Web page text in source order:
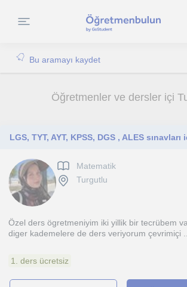
Bu aramayı kaydet
Öğretmenler ve dersler içi
Matematik
Turgutlu
Özel ders ögretmeniyim iki yillik bir tecrübem
diger kademelere de ders veriyorum çevrimiçi ...
1. ders ücretsiz